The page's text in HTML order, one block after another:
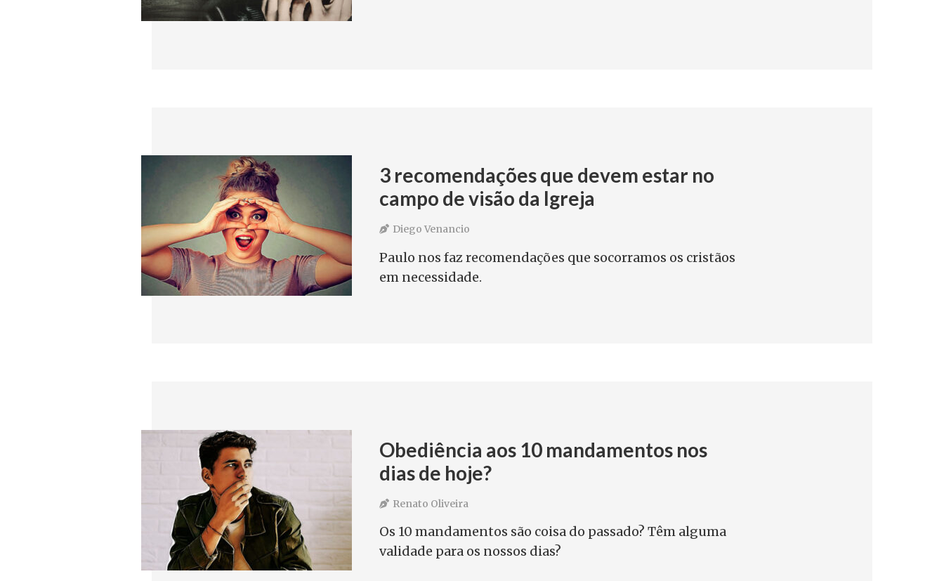
3 recomendações que devem estar no
campo de visão da Igreja
Diego Venancio
Paulo nos faz recomendações que socorramos os cristãos
em necessidade.
Obediência aos 10 mandamentos nos
dias de hoje?
Renato Oliveira
Os 10 mandamentos são coisa do passado? Têm alguma
validade para os nossos dias?